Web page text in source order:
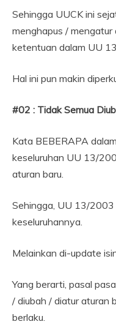
Sehingga UUCK ini
menghapus /
ketentuan dalam UU
Hal ini pun makin
#02 : Tidak Semua
Kata BEBERAPA
keseluruhan UU 13/
aturan baru.
Sehingga, UU 13/
keseluruhannya.
Melainkan di-update
Yang berarti, pasal
/ diubah / diatur aturan
berlaku.